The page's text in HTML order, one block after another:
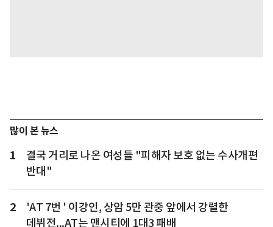
많이 본 뉴스
1
결국 거리로 나온 여성들 "피해자 보호 없는 수사개편
반대"
2
'AT 7번 ' 이강인, 상암 5만 관중 앞에서 강렬한
데뷔전...AT는 맨시티에 1대3 패배